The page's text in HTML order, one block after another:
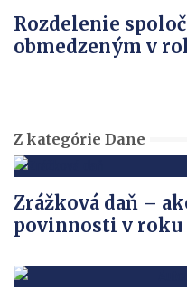
Rozdelenie
obmedzeným v
Z kategórie Dane
Zrážková daň –
povinnosti v roku